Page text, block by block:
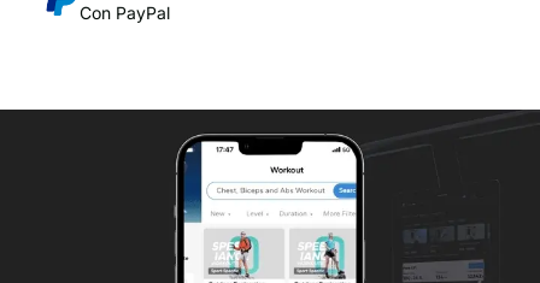
Con PayPal